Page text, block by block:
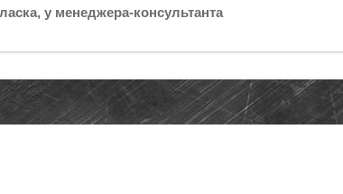
у менеджера-консультанта